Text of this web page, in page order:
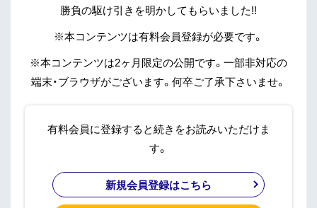
勝負の駆け引きを明かしてもらいました!!
※本コンテンツは有料会員登録が必要です。
※本コンテンツは2ヶ月限定の公開です。一部非対応の
端末・ブラウザがございます。何卒ご了承下さいませ。
有料会員に登録すると続きをお読みいただけま
す。
新規会員登録はこちら